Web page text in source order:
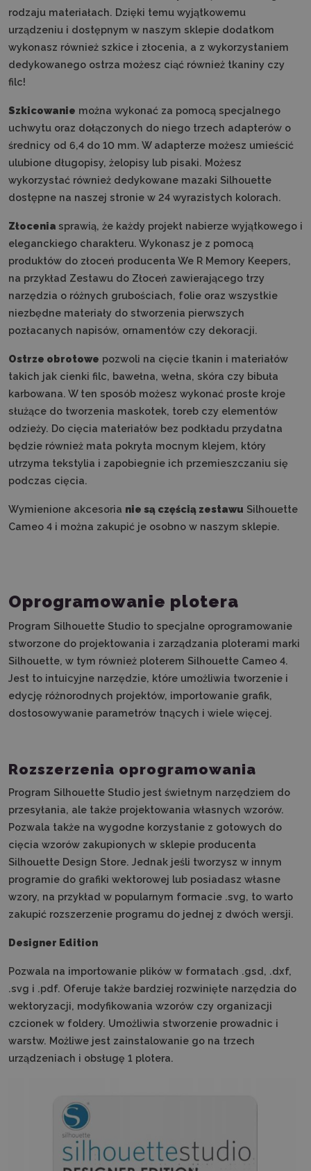
rodzaju materiałach. Dzięki temu wyjątkowemu
urządzeniu i dostępnym w naszym sklepie dodatkom
wykonasz również szkice i złocenia, a z wykorzystaniem
dedykowanego ostrza możesz ciąć również tkaniny czy
filc!
Szkicowanie można wykonać za pomocą specjalnego
uchwytu oraz dołączonych do niego trzech adapterów o
średnicy od 6,4 do 10 mm. W adapterze możesz umieścić
ulubione długopisy, żelopisy lub pisaki. Możesz
wykorzystać również dedykowane mazaki Silhouette
dostępne na naszej stronie w 24 wyrazistych kolorach.
Złocenia sprawią, że każdy projekt nabierze wyjątkowego i
eleganckiego charakteru. Wykonasz je z pomocą
produktów do złoceń producenta We R Memory Keepers,
na przykład Zestawu do Złoceń zawierającego trzy
narzędzia o różnych grubościach, folie oraz wszystkie
niezbędne materiały do stworzenia pierwszych
pozłacanych napisów, ornamentów czy dekoracji.
Ostrze obrotowe pozwoli na cięcie tkanin i materiałów
takich jak cienki filc, bawełna, wełna, skóra czy bibuła
karbowana. W ten sposób możesz wykonać proste kroje
służące do tworzenia maskotek, toreb czy elementów
odzieży. Do cięcia materiałów bez podkładu przydatna
będzie również mata pokryta mocnym klejem, który
utrzyma tekstylia i zapobiegnie ich przemieszczaniu się
podczas cięcia.
Wymienione akcesoria nie są częścią zestawu Silhouette
Cameo 4 i można zakupić je osobno w naszym sklepie.
Oprogramowanie plotera
Program Silhouette Studio to specjalne oprogramowanie
stworzone do projektowania i zarządzania ploterami marki
Silhouette, w tym również ploterem Silhouette Cameo 4.
Jest to intuicyjne narzędzie, które umożliwia tworzenie i
edycję różnorodnych projektów, importowanie grafik,
dostosowywanie parametrów tnących i wiele więcej.
Rozszerzenia oprogramowania
Program Silhouette Studio jest świetnym narzędziem do
przesyłania, ale także projektowania własnych wzorów.
Pozwala także na wygodne korzystanie z gotowych do
cięcia wzorów zakupionych w sklepie producenta
Silhouette Design Store. Jednak jeśli tworzysz w innym
programie do grafiki wektorowej lub posiadasz własne
wzory, na przykład w popularnym formacie .svg, to warto
zakupić rozszerzenie programu do jednej z dwóch wersji.
Designer Edition
Pozwala na importowanie plików w formatach .gsd, .dxf,
.svg i .pdf. Oferuje także bardziej rozwinięte narzędzia do
wektoryzacji, modyfikowania wzorów czy organizacji
czcionek w foldery. Umożliwia stworzenie prowadnic i
warstw. Możliwe jest zainstalowanie go na trzech
urządzeniach i obsługę 1 plotera.